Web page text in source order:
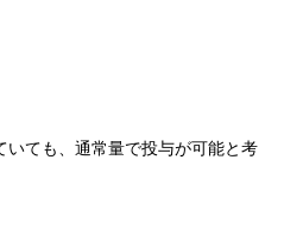
いても、通常量で投与が可能と考